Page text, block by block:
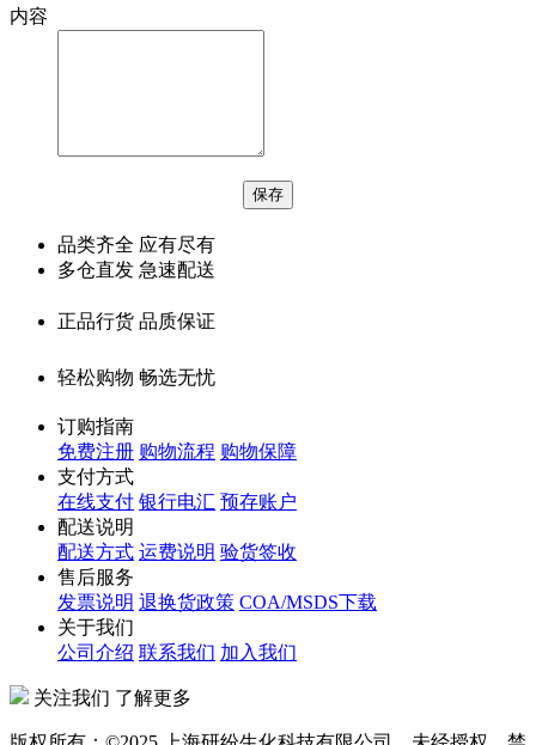
内容
品类齐全 应有尽有
多仓直发 急速配送
正品行货 品质保证
轻松购物 畅选无忧
订购指南
免费注册 购物流程 购物保障
支付方式
在线支付 银行电汇 预存账户
配送说明
配送方式 运费说明 验货签收
售后服务
发票说明 退换货政策 COA/MSDS下载
关于我们
公司介绍 联系我们 加入我们
关注我们 了解更多